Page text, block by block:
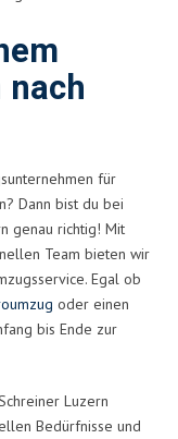
nach
für
Dann bist du bei
genau richtig! Mit
Team bieten wir
Egal ob
oder einen
bis Ende zur
Luzern
Bedürfnisse und